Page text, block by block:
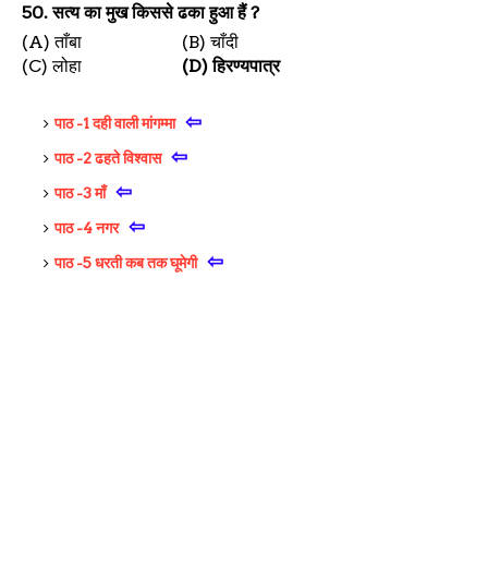
50.सत्य का मुख किससे ढका हुआ हैं?
(A)ताँबा (B)चाँदी
(C)लोहा (D)हिरण्यपात्र
पाठ -1 दही वाली मांगम्मा ⇦
पाठ -2 ढहते विश्वास ⇦
पाठ -3 माँ ⇦
पाठ -4 नगर ⇦
पाठ -5 धरती कब तक घूमेगी ⇦